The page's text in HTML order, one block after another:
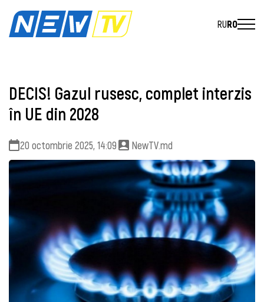
RURO
DECIS! Gazul rusesc, complet interzis
în UE din 2028
20 octombrie 2025, 14:09 NewTV.md